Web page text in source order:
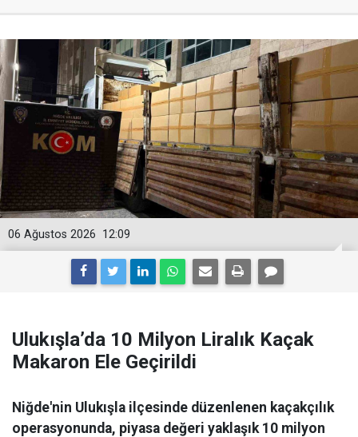
12:09
06 Ağustos 2026
Ulukışla’da 10 Milyon Liralık Kaçak
Makaron Ele Geçirildi
Niğde'nin Ulukışla ilçesinde düzenlenen kaçakçılık
operasyonunda, piyasa değeri yaklaşık 10 milyon